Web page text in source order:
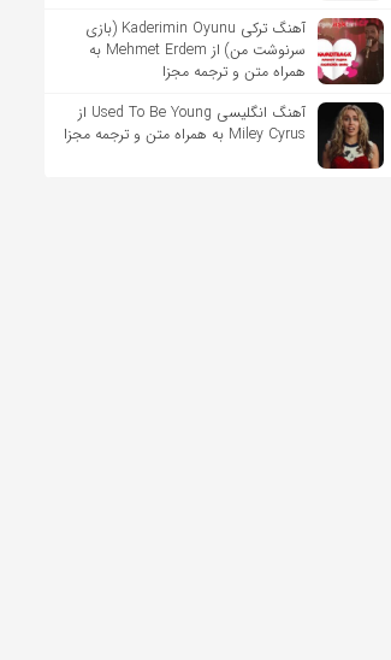
آهنگ ترکی Kaderimin Oyunu (بازی
سرنوشت من) از Mehmet Erdem به
همراه متن و ترجمه مجزا
آهنگ انگلیسی Used To Be Young از
Miley Cyrus به همراه متن و ترجمه مجزا